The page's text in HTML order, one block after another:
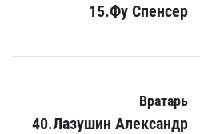
15.Фу Спенсер
Вратарь
40.Лазушин Александр